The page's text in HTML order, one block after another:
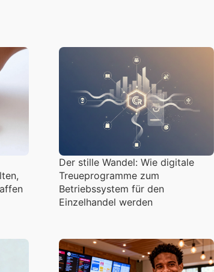
Der stille Wandel: Wie digitale
Treueprogramme zum
Betriebssystem für den
Einzelhandel werden